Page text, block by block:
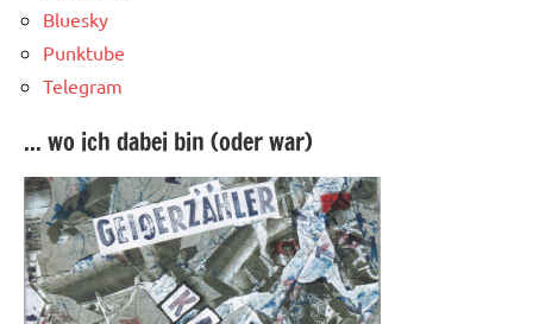
Bluesky
Punktube
Telegram
... wo ich dabei bin (oder war)